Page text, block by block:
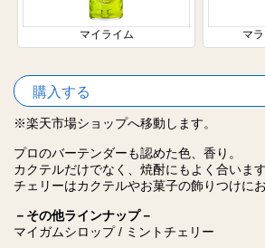
マイライム マ
購入する
※楽天市場ショップへ移動します。
プロのバーテンダーも認めた色、香り。
カクテルだけでなく、焼酎にもよく合います
チェリーはカクテルやお菓子の飾りつけに
－その他ラインナップ－
マイガムシロップ / ミントチェリー